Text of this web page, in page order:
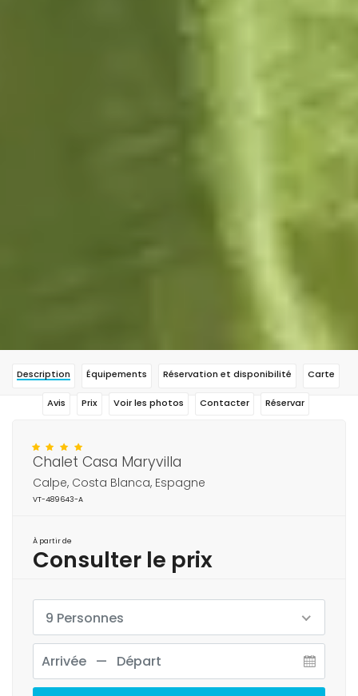
Description Équipements Réservation et disponibilité Carte
Avis Prix Voir les photos Contacter Réservar
Chalet Casa Maryvilla
Calpe, Costa Blanca, Espagne
VT-489643-A
À partir de
Consulter le prix
9 Personnes